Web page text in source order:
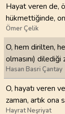
Hayat veren de,
hükmettiğinde,
Ömer Çelik
O, hem dirilten,
olmasını) dilediği
Hasan Basri Çantay
O, hayatı veren
zaman, artık ona
Hayrat Neşriyat